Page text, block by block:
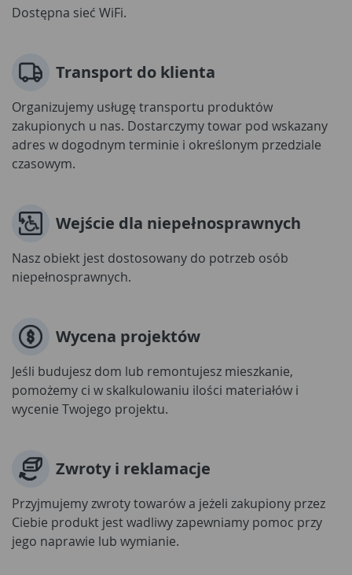
Dostępna sieć WiFi.
Transport do klienta
Organizujemy usługę transportu produktów
zakupionych u nas. Dostarczymy towar pod wskazany
adres w dogodnym terminie i określonym przedziale
czasowym.
Wejście dla niepełnosprawnych
Nasz obiekt jest dostosowany do potrzeb osób
niepełnosprawnych.
Wycena projektów
Jeśli budujesz dom lub remontujesz mieszkanie,
pomożemy ci w skalkulowaniu ilości materiałów i
wycenie Twojego projektu.
Zwroty i reklamacje
Przyjmujemy zwroty towarów a jeżeli zakupiony przez
Ciebie produkt jest wadliwy zapewniamy pomoc przy
jego naprawie lub wymianie.